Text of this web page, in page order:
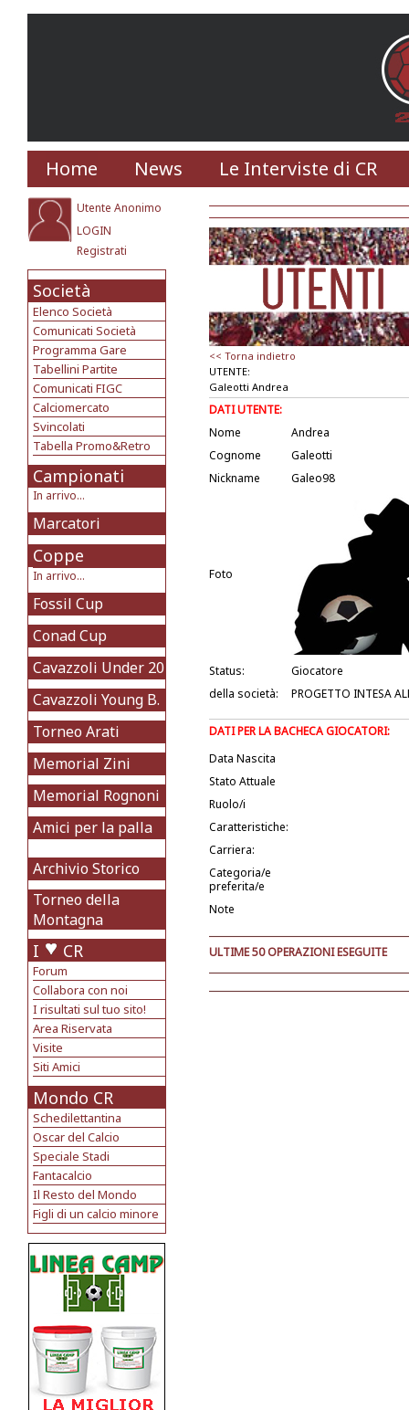
Home News Le Interviste di CR
Utente Anonimo
LOGIN
Registrati
Società
Elenco Società
Comunicati Società
Programma Gare
Tabellini Partite
Comunicati FIGC
Calciomercato
Svincolati
Tabella Promo&Retro
Campionati
In arrivo...
Marcatori
Coppe
In arrivo...
Fossil Cup
Conad Cup
Cavazzoli Under 20
Cavazzoli Young B.
Torneo Arati
Memorial Zini
Memorial Rognoni
Amici per la palla
Archivio Storico
Torneo della
Montagna
I CR
Forum
Collabora con noi
I risultati sul tuo sito!
Area Riservata
Visite
Siti Amici
Mondo CR
Schedilettantina
Oscar del Calcio
Speciale Stadi
Fantacalcio
Il Resto del Mondo
Figli di un calcio minore
<< Torna indietro
UTENTE:
Galeotti Andrea
DATI UTENTE:
Nome
Andrea
Cognome
Galeotti
Nickname
Galeo98
Foto
Status:
Giocatore
della società:
PROGETTO INTESA
DATI PER LA BACHECA GIOCATORI:
Data Nascita
Stato Attuale
Ruolo/i
Caratteristiche:
Carriera:
Categoria/e
preferita/e
Note
ULTIME 50 OPERAZIONI ESEGUITE